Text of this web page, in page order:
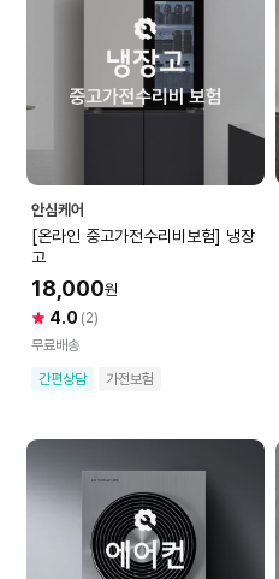
안심케어
[온라인 중고가전수리비보험] 냉장
고
18,000원
4.0 (2)
무료배송
간편상담
가전보험